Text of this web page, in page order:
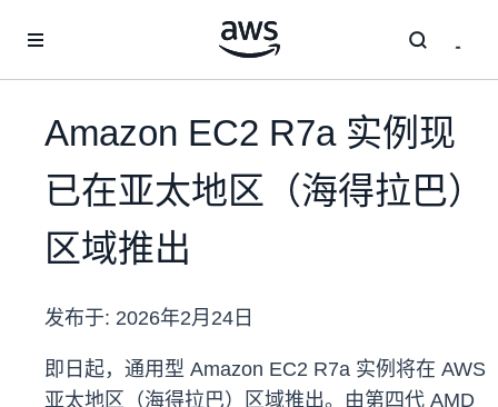
Amazon EC2 R7a 实例现
已在亚太地区（海得拉巴）
区域推出
发布于: 2026年2月24日
即日起，通用型 Amazon EC2 R7a 实例将在 AWS
亚太地区（海得拉巴）区域推出。由第四代 AMD